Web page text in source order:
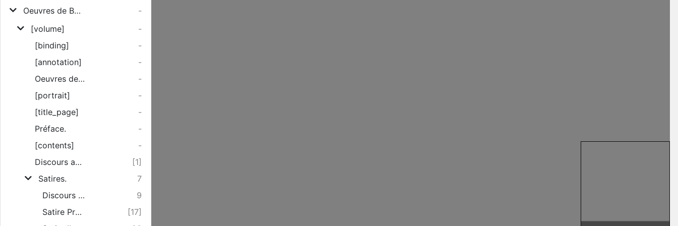
Oeuvres de Boileau Despréaux
-
[volume]
-
[binding]
-
[annotation]
-
Oeuvres de Boileau Despréaux. Tome Premier.
-
[portrait]
-
[title_page]
-
Préface.
-
[contents]
-
Discours au roi.
[1]
Satires.
7
Discours sur la Satire.
9
Satire Premiere.
[17]